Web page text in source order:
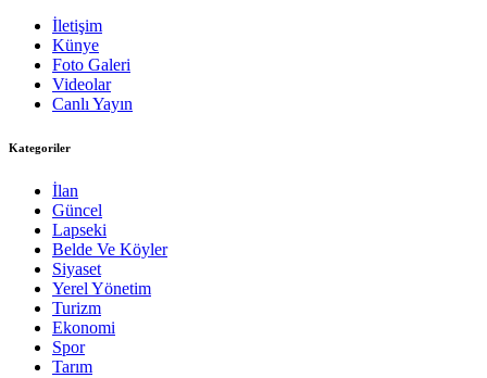
İletişim
Künye
Foto Galeri
Videolar
Canlı Yayın
Kategoriler
İlan
Güncel
Lapseki
Belde Ve Köyler
Siyaset
Yerel Yönetim
Turizm
Ekonomi
Spor
Tarım